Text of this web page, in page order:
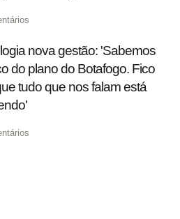
nova gestão: 'Sabemos
do plano do Botafogo. Fico
tudo que nos falam está